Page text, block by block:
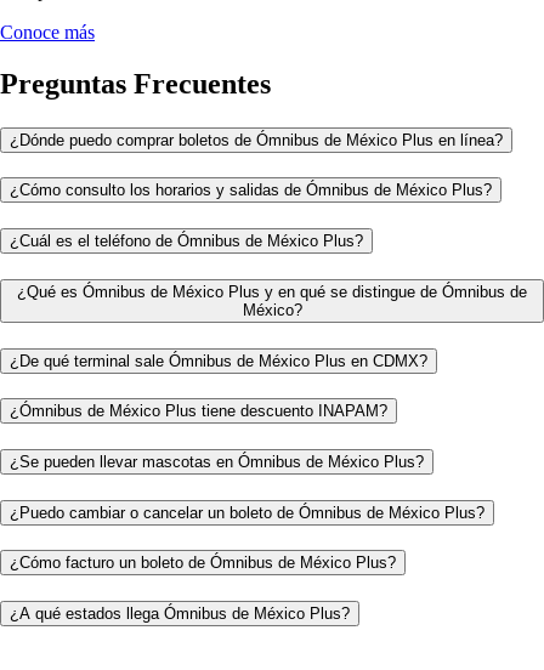
Conoce más
Preguntas Frecuentes
¿Dónde puedo comprar boletos de Ómnibus de México Plus en línea?
¿Cómo consulto los horarios y salidas de Ómnibus de México Plus?
¿Cuál es el teléfono de Ómnibus de México Plus?
¿Qué es Ómnibus de México Plus y en qué se distingue de Ómnibus de
México?
¿De qué terminal sale Ómnibus de México Plus en CDMX?
¿Ómnibus de México Plus tiene descuento INAPAM?
¿Se pueden llevar mascotas en Ómnibus de México Plus?
¿Puedo cambiar o cancelar un boleto de Ómnibus de México Plus?
¿Cómo facturo un boleto de Ómnibus de México Plus?
¿A qué estados llega Ómnibus de México Plus?